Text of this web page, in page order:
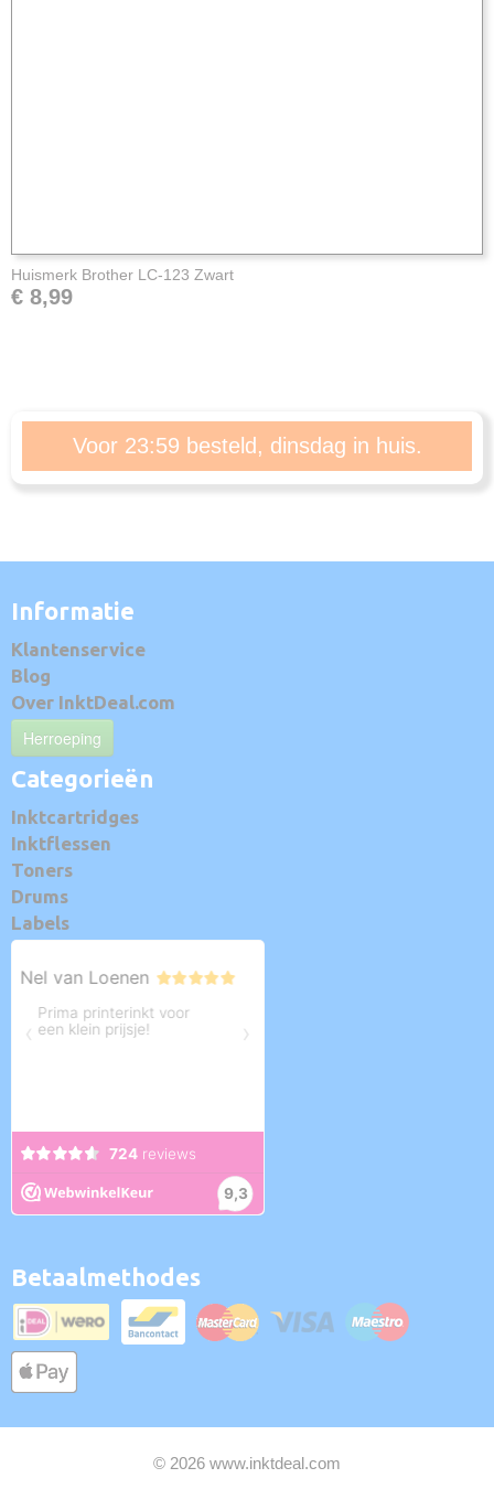
Huismerk Brother LC-123 Zwart
€ 8,99
Voor 23:59 besteld, dinsdag in huis.
Informatie
Klantenservice
Blog
Over InktDeal.com
Herroeping
Categorieën
Inktcartridges
Inktflessen
Toners
Drums
Labels
Betaalmethodes
© 2026 www.inktdeal.com